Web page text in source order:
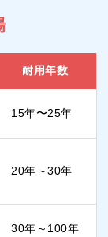
耐用年数
15年〜25年
20年～30年
30年～100年